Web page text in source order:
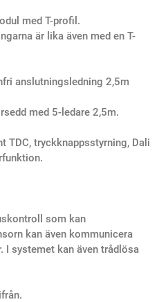
med T-profil.
är lika även med en T-
anslutningsledning 2,5m
med 5-ledare 2,5m.
TDC, tryckknappsstyrning, Dali
som kan
kan även kommunicera
I systemet kan även trådlösa